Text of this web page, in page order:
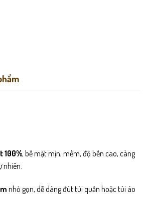
100%, bề mặt mịn, mềm, độ bền cao, càng
nhiên.
nhỏ gọn, dễ dàng đút túi quần hoặc túi áo